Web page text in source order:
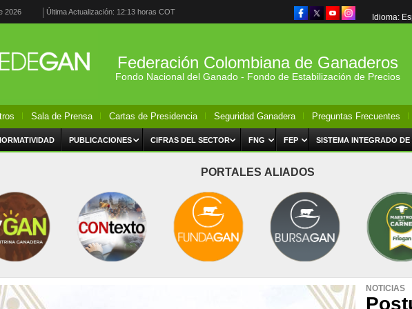
2026 Última Actualización: 12:13 horas COT
Idioma:
Federación Colombiana de Ganaderos
Fondo Nacional del Ganado - Fondo de Estabilización de Precios
Sala de Prensa Cartas de Presidencia Seguridad Ganadera Preguntas Frecuentes
PUBLICACIONES CIFRAS DEL SECTOR FNG FEP SISTEMA INTEGRADO DE
PORTALES ALIADOS
NOTICIAS